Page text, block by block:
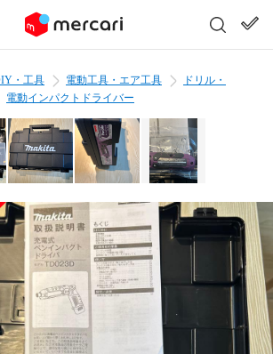
・工具 電動工具・エア工具
ドリル・
電動インパクトドライバー